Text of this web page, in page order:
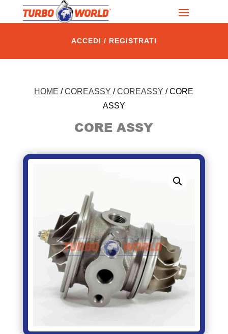
ACCEDI / REGISTRATI
HOME /COREASSY /COREASSY / CORE
ASSY
CORE ASSY